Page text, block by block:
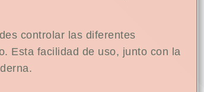
controlar las diferentes
Esta facilidad de uso, junto con la